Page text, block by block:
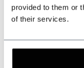
provided to them or
of their services.
509 customers